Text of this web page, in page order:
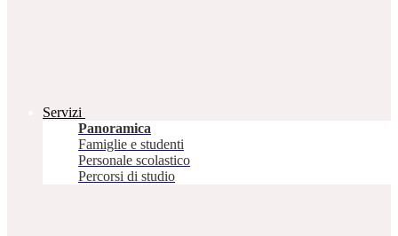
Servizi
Panoramica
Famiglie e studenti
Personale scolastico
Percorsi di studio